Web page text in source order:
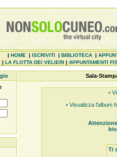
| HOME | ISCRIVITI| BIBLIOTECA|
| LA FLOTTA DEI VELIERI | APPUNTAMENTI
Sala-
•
• Visualizza l'album
Ti